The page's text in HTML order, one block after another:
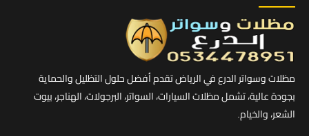
مظلات وسواتر الدرع في الرياض تقدم أفضل حلول التظليل والحماية
بجودة عالية، تشمل مظلات السيارات، السواتر، البرجولات، الهناجر، بيوت
الشعر، والخيام.